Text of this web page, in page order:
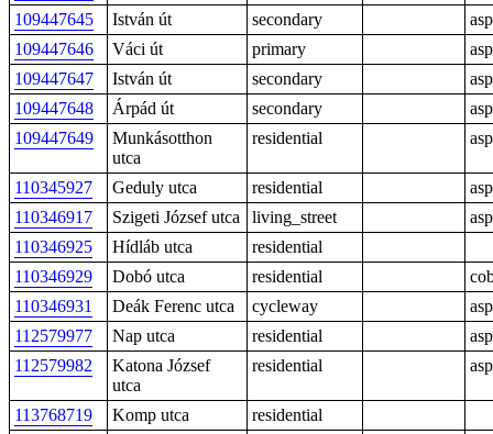
109447645
István út secondary
109447646
Váci út primary
109447647
István út secondary
109447648
Árpád út secondary
109447649
Munkásotthon
utca
residential
110345927 Geduly utca residential
110346917
Szigeti József utca living_street
110346925
Hídláb utca
residential
110346929
Dobó utca residential
110346931
Deák Ferenc utca cycleway
112579977
Nap utca residential
112579982
Katona József
utca
residential
113768719 Komp utca
residential